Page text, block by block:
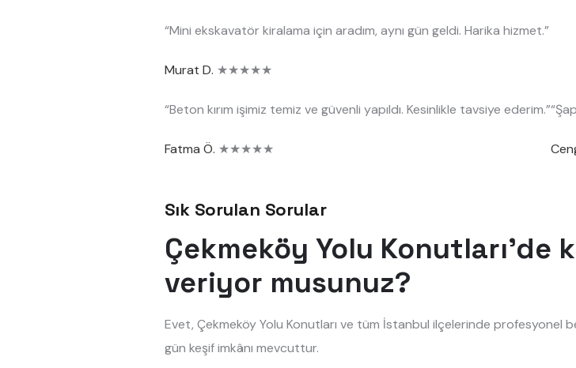
“Mini ekskavatör kiralama için aradım, aynı gün geldi. Harika hizmet.”
Murat D. ★★★★★
“Beton kırım işimiz temiz ve güvenli yapıldı. Kesinlikle tavsiye ederim.”
Fatma Ö. ★★★★★
Sık Sorulan Sorular
Çekmeköy Yolu Konutları'de
veriyor musunuz?
Evet, Çekmeköy Yolu Konutları ve tüm İstanbul ilçelerinde profesyonel
gün keşif imkânı mevcuttur.